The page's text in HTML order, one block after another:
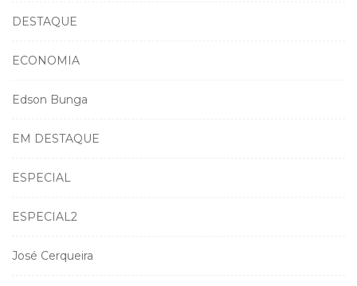
DESTAQUE
ECONOMIA
Edson Bunga
EM DESTAQUE
ESPECIAL
ESPECIAL2
José Cerqueira